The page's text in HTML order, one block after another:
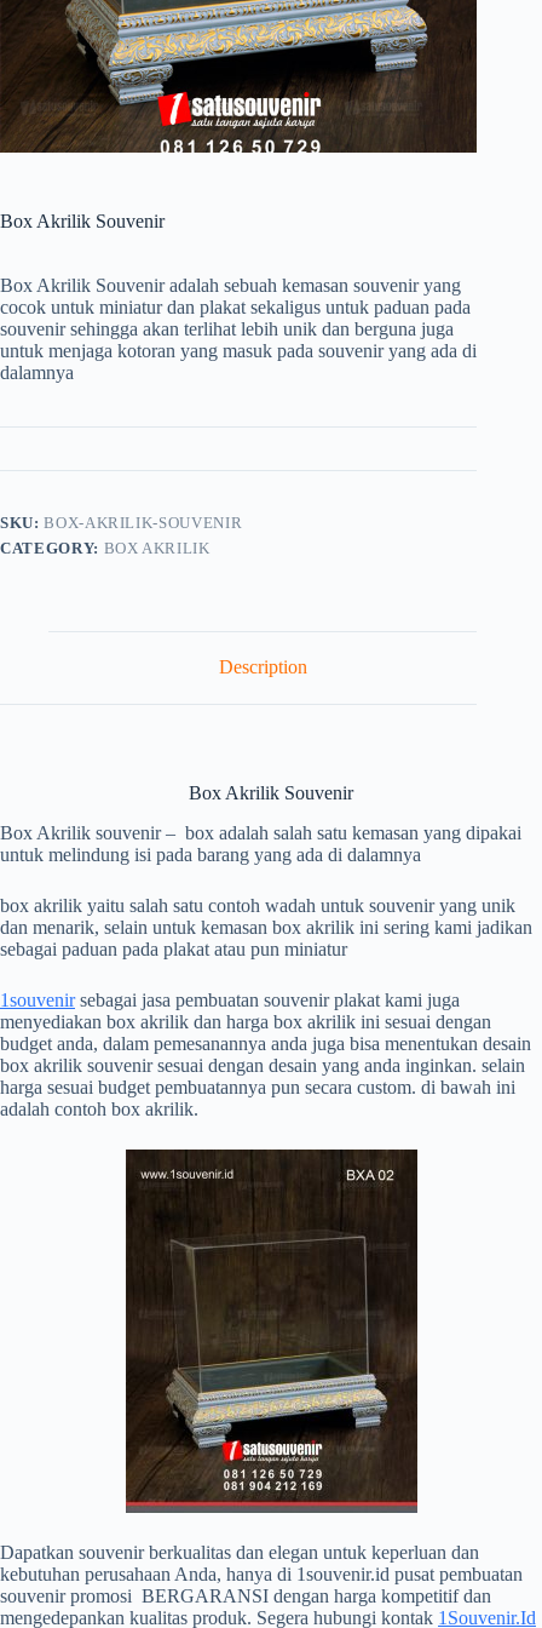
Box Akrilik Souvenir
Box Akrilik Souvenir adalah sebuah kemasan souvenir yang
cocok untuk miniatur dan plakat sekaligus untuk paduan pada
souvenir sehingga akan terlihat lebih unik dan berguna juga
untuk menjaga kotoran yang masuk pada souvenir yang ada di
dalamnya
SKU:BOX-AKRILIK-SOUVENIR
CATEGORY: BOX AKRILIK
Description
Box Akrilik Souvenir
Box Akrilik souvenir – box adalah salah satu kemasan yang dipakai
untuk melindung isi pada barang yang ada di dalamnya
box akrilik yaitu salah satu contoh wadah untuk souvenir yang unik
dan menarik, selain untuk kemasan box akrilik ini sering kami jadikan
sebagai paduan pada plakat atau pun miniatur
1souvenirsebagai jasa pembuatan souvenir plakat kami juga
menyediakan box akrilik dan harga box akrilik ini sesuai dengan
budget anda, dalam pemesanannya anda juga bisa menentukan desain
box akrilik souvenir sesuai dengan desain yang anda inginkan. selain
harga sesuai budget pembuatannya pun secara custom. di bawah ini
adalah contoh box akrilik.
Dapatkan souvenir berkualitas dan elegan untuk keperluan dan
kebutuhan perusahaan Anda, hanya di 1souvenir.id pusat pembuatan
souvenir promosi BERGARANSI dengan harga kompetitif dan
mengedepankan kualitas produk. Segera hubungi kontak 1Souvenir.Id